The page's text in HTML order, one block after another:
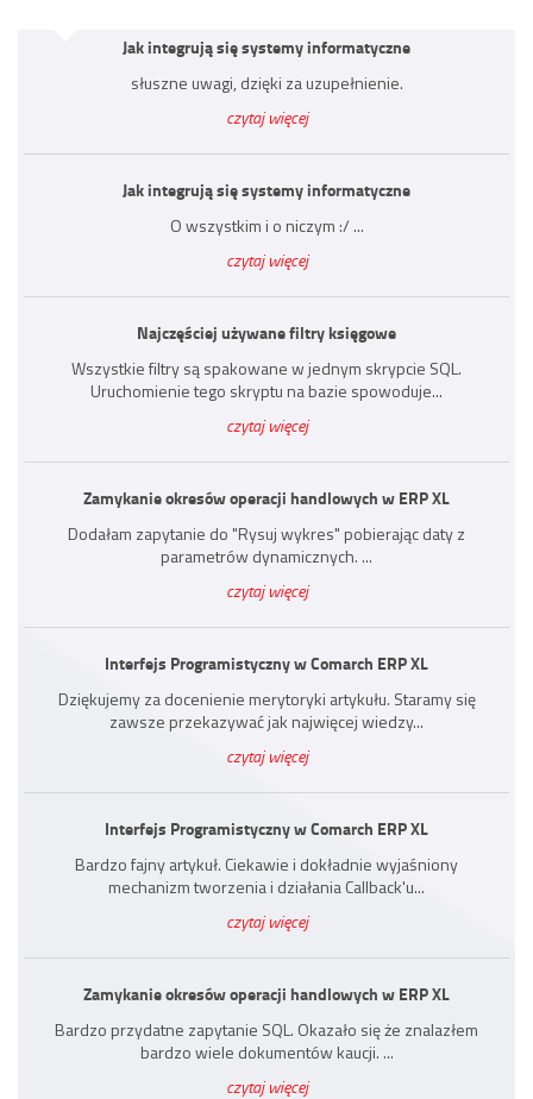
Jak integrują się systemy informatyczne
słuszne uwagi, dzięki za uzupełnienie.
czytaj więcej
Jak integrują się systemy informatyczne
O wszystkim i o niczym :/ ...
czytaj więcej
Najczęściej używane filtry księgowe
Wszystkie filtry są spakowane w jednym skrypcie SQL.
Uruchomienie tego skryptu na bazie spowoduje...
czytaj więcej
Zamykanie okresów operacji handlowych w ERP XL
Dodałam zapytanie do "Rysuj wykres" pobierając daty z
parametrów dynamicznych. ...
czytaj więcej
Interfejs Programistyczny w Comarch ERP XL
Dziękujemy za docenienie merytoryki artykułu. Staramy się
zawsze przekazywać jak najwięcej wiedzy...
czytaj więcej
Interfejs Programistyczny w Comarch ERP XL
Bardzo fajny artykuł. Ciekawie i dokładnie wyjaśniony
mechanizm tworzenia i działania Callback'u...
czytaj więcej
Zamykanie okresów operacji handlowych w ERP XL
Bardzo przydatne zapytanie SQL. Okazało się że znalazłem
bardzo wiele dokumentów kaucji. ...
czytaj więcej